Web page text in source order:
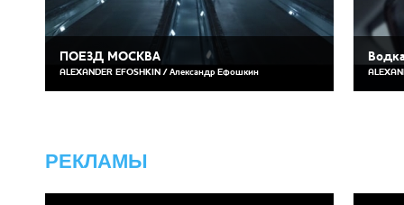
ПОЕЗД МОСКВА
ALEXANDER EFOSHKIN / Александр Ефошкин
РЕКЛАМЫ